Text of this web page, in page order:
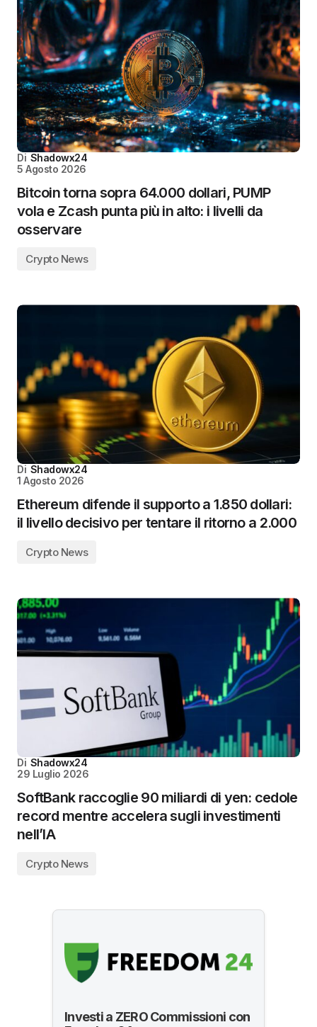
Di Shadowx24
5 Agosto 2026
Bitcoin torna sopra 64.000 dollari, PUMP
vola e Zcash punta più in alto: i livelli da
osservare
Crypto News
Di Shadowx24
1 Agosto 2026
Ethereum difende il supporto a 1.850 dollari:
il livello decisivo per tentare il ritorno a 2.000
Crypto News
Di Shadowx24
29 Luglio 2026
SoftBank raccoglie 90 miliardi di yen: cedole
record mentre accelera sugli investimenti
nell’IA
Crypto News
Investi a ZERO Commissioni con